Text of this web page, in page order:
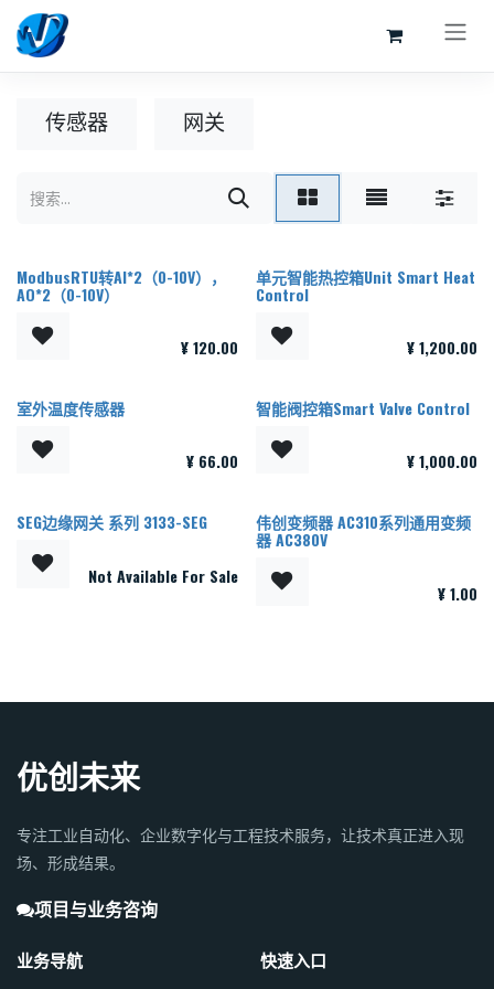
跳至内容
传感器 网关
ModbusRTU转AI*2（0-10V），
AO*2（0-10V）
¥120.00
单元智能热控箱Unit Smart Heat
Control
¥1,200.00
室外温度传感器
¥ 66.00
智能阀控箱Smart Valve Control
¥1,000.00
新的！
SEG边缘网关 系列 3133-SEG
Not Available For Sale
伟创变频器 AC310系列通用变频
器 AC380V
¥1.00
优创未来
专注工业自动化、企业数字化与工程技术服务，让技术真正进入现
场、形成结果。
项目与业务咨询
业务导航 快速入口